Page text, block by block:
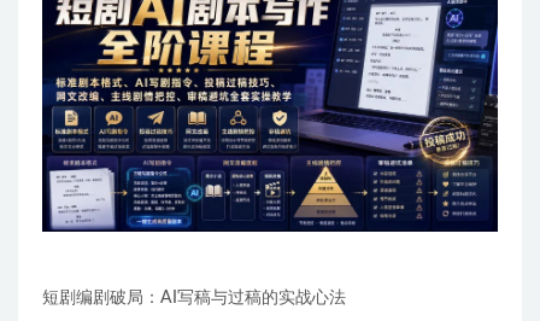
短剧编剧破局：AI写稿与过稿的实战心法